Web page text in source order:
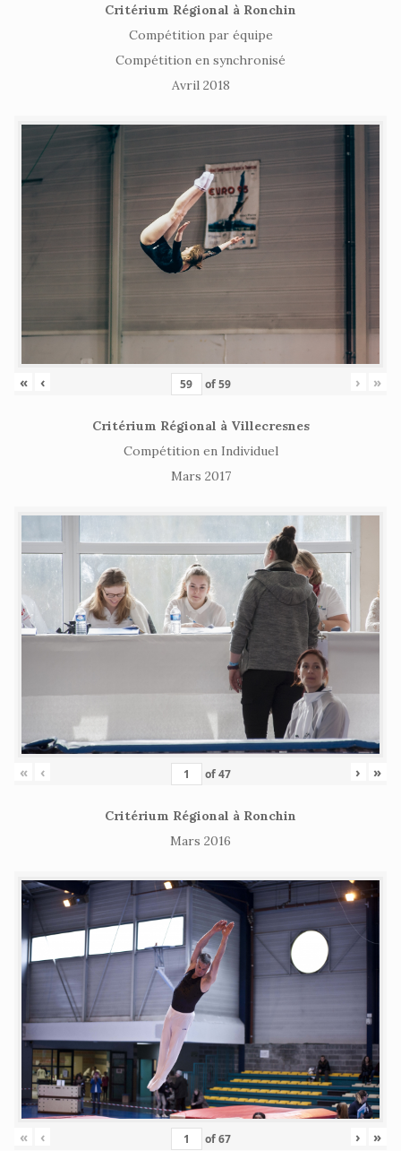
Critérium Régional à Ronchin
Compétition par équipe
Compétition en synchronisé
Avril 2018
« ‹ of59 › »
Critérium Régional à Villecresnes
Compétition en Individuel
Mars 2017
« ‹ of47 › »
Critérium Régional à Ronchin
Mars 2016
« ‹ of67 › »